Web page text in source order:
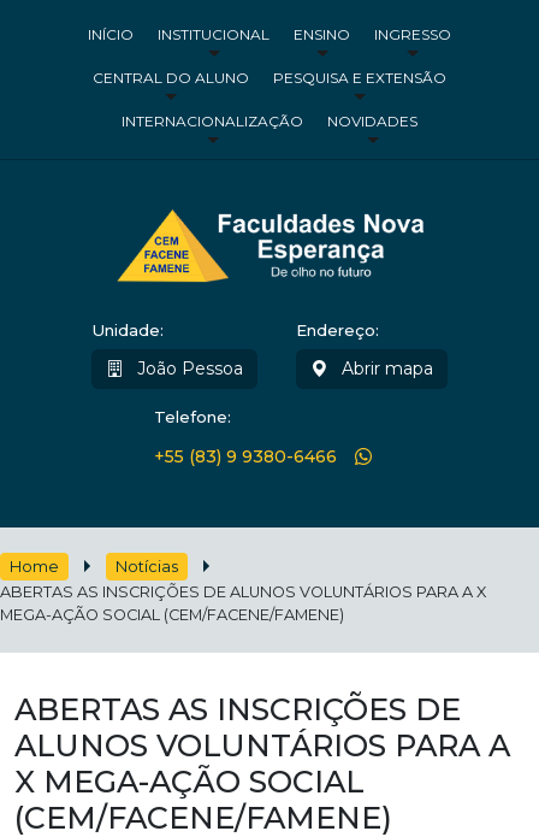
INÍCIO INSTITUCIONAL ENSINO INGRESSO
CENTRAL DO ALUNO PESQUISA E EXTENSÃO
INTERNACIONALIZAÇÃO NOVIDADES
Unidade:
João Pessoa
Endereço:
Abrir mapa
Telefone:
+55 (83) 9 9380-6466
Home
Notícias
ABERTAS AS INSCRIÇÕES DE ALUNOS VOLUNTÁRIOS PARA A X
MEGA-AÇÃO SOCIAL (CEM/FACENE/FAMENE)
ABERTAS AS INSCRIÇÕES DE
ALUNOS VOLUNTÁRIOS PARA A
X MEGA-AÇÃO SOCIAL
(CEM/FACENE/FAMENE)